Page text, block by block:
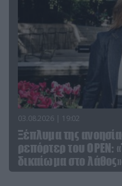
03.08.2026 | 19:02
Ξέπλυμα της
ρεπόρτερ του ΟΡΕΝ:
δικαίωμα στο λάθος»